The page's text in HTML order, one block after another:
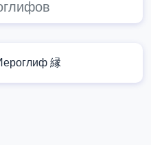
縁